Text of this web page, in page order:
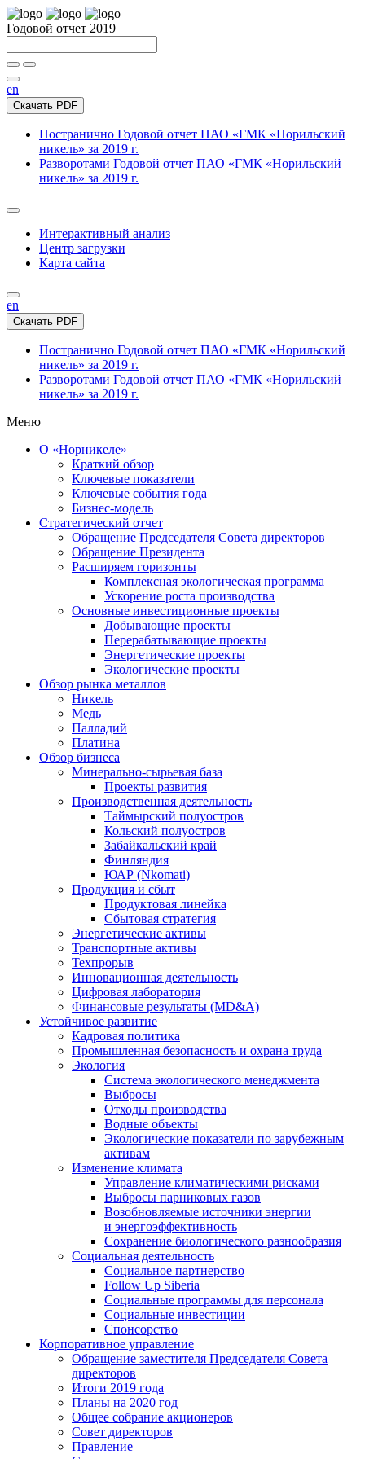
Годовой отчет 2019
en
Скачать PDF
Постранично Годовой отчет ПАО «ГМК «Норильский
никель» за 2019 г.
Разворотами Годовой отчет ПАО «ГМК «Норильский
никель» за 2019 г.
Интерактивный анализ
Центр загрузки
Карта сайта
en
Скачать PDF
Постранично Годовой отчет ПАО «ГМК «Норильский
никель» за 2019 г.
Разворотами Годовой отчет ПАО «ГМК «Норильский
никель» за 2019 г.
Меню
О «Норникеле»
Краткий обзор
Ключевые показатели
Ключевые события года
Бизнес-модель
Стратегический отчет
Обращение Председателя Совета директоров
Обращение Президента
Расширяем горизонты
Комплексная экологическая программа
Ускорение роста производства
Основные инвестиционные проекты
Добывающие проекты
Перерабатывающие проекты
Энергетические проекты
Экологические проекты
Обзор рынка металлов
Никель
Медь
Палладий
Платина
Обзор бизнеса
Минерально-сырьевая база
Проекты развития
Производственная деятельность
Таймырский полуостров
Кольский полуостров
Забайкальский край
Финляндия
ЮАР (Nkomati)
Продукция и сбыт
Продуктовая линейка
Сбытовая стратегия
Энергетические активы
Транспортные активы
Техпрорыв
Инновационная деятельность
Цифровая лаборатория
Финансовые результаты (MD&A)
Устойчивое развитие
Кадровая политика
Промышленная безопасность и охрана труда
Экология
Система экологического менеджмента
Выбросы
Отходы производства
Водные объекты
Экологические показатели по зарубежным
активам
Изменение климата
Управление климатическими рисками
Выбросы парниковых газов
Возобновляемые источники энергии
и энергоэффективность
Сохранение биологического разнообразия
Социальная деятельность
Социальное партнерство
Follow Up Siberia
Социальные программы для персонала
Социальные инвестиции
Спонсорство
Корпоративное управление
Обращение заместителя Председателя Совета
директоров
Итоги 2019 года
Планы на 2020 год
Общее собрание акционеров
Совет директоров
Правление